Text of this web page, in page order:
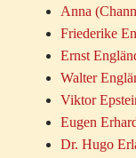
Anna
Friederike
Ernst
Walter
Viktor
Eugen
Dr. Hugo